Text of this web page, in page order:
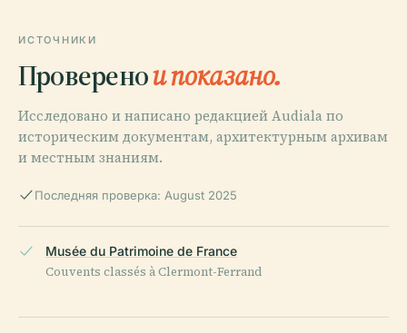
ИСТОЧНИКИ
Проверенои показано.
Исследовано и написано редакцией Audiala по
историческим документам, архитектурным архивам
и местным знаниям.
Последняя проверка: August 2025
Musée du Patrimoine de France
Couvents classés à Clermont-Ferrand